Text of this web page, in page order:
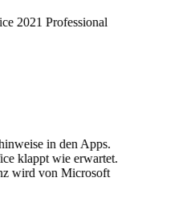
2021 Professional
in den Apps.
klappt wie erwartet.
wird von Microsoft